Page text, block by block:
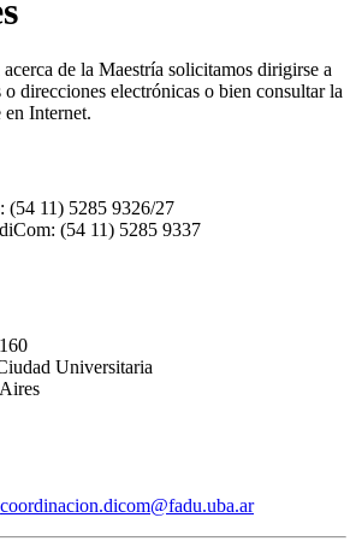
de la Maestría solicitamos dirigirse a
direcciones electrónicas o bien consultar la
Internet.
(54 11) 5285 9326/27
(54 11) 5285 9337
Universitaria
coordinacion.dicom@fadu.uba.ar